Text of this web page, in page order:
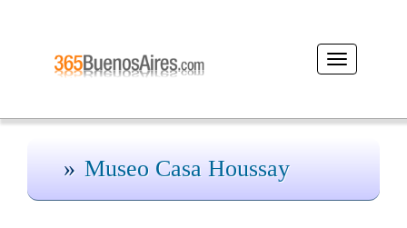
Desplegar
navegación
Museo Casa Houssay